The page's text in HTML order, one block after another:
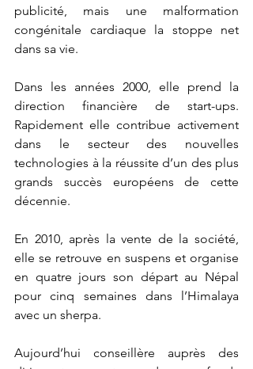
publicité, mais une malformation
congénitale cardiaque la stoppe net
dans sa vie.
Dans les années 2000, elle prend la
direction financière de start-ups.
Rapidement elle contribue activement
dans le secteur des nouvelles
technologies à la réussite d’un des plus
grands succès européens de cette
décennie.
En 2010, après la vente de la société,
elle se retrouve en suspens et organise
en quatre jours son départ au Népal
pour cinq semaines dans l’Himalaya
avec un sherpa.
Aujourd’hui conseillère auprès des